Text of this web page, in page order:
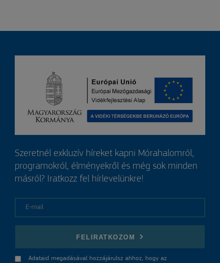
Szeretnél exkluzív híreket kapni Mórahalomról,
programokról, élményekről és még sok minden
másról? Iratkozz fel hírlevelünkre!
FELIRATKOZOM
Adataid megadásával hozzájárulsz ahhoz, hogy az